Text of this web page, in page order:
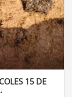
15 DE